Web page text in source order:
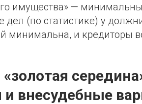
имущества» —
дел (по статистике) у
минимальна, и кредиторы
и внесудебные